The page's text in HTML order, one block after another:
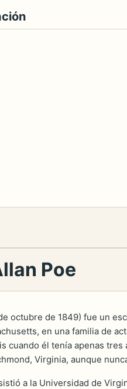
Poe
octubre de 1849) fue un
en una familia de
cuando él tenía apenas
Virginia, aunque
a la Universidad de